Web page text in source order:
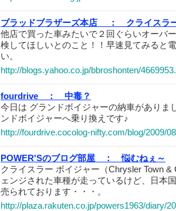
ブラッドブラザーズ本店 ：
クライスラ
他店で買った車みたいで２回ぐらいオーバ
検してほしいとのこと！！早速見てみると
い。
http://blogs.yahoo.co.jp/bbroshonten/
fourdrive ：
中毒？
今日は グランドボイジャーの納車がありま
ンドボイジャーへ乗り換えです♪
http://fourdrive.cocolog-nifty.com/blog/2009/
POWER'Sのブログ部屋 ：
悩むねぇ～
クライスラー ボイジャー（Chrysler Town
ェンジされた車種が走っているけど、日本
売られております・・・。
http://plaza.rakuten.co.jp/powers1963/diary/